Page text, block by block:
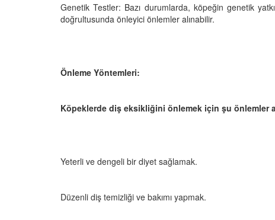
Genetik Testler: Bazı durumlarda, köpeğin genetik
doğrultusunda önleyici önlemler alınabilir.
Önleme Yöntemleri:
Köpeklerde diş eksikliğini önlemek için şu önlemler
Yeterli ve dengeli bir diyet sağlamak.
Düzenli diş temizliği ve bakımı yapmak.